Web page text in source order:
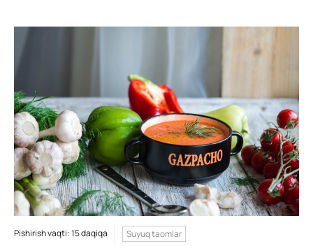
Pishirish vaqti: 15 daqiqa Suyuq taomlar